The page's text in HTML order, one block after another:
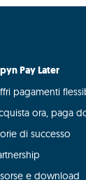
Pay Later
pagamenti
ora, paga
di successo
e download